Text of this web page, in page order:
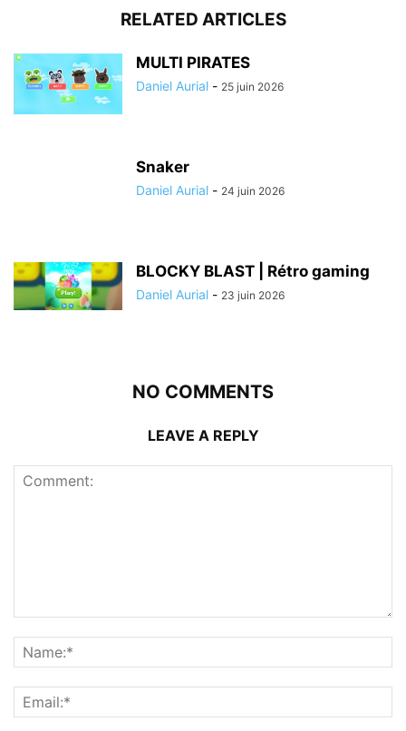
RELATED ARTICLES
MULTI PIRATES
Daniel Aurial - 25 juin 2026
Snaker
Daniel Aurial - 24 juin 2026
BLOCKY BLAST | Rétro gaming
Daniel Aurial - 23 juin 2026
NO COMMENTS
LEAVE A REPLY